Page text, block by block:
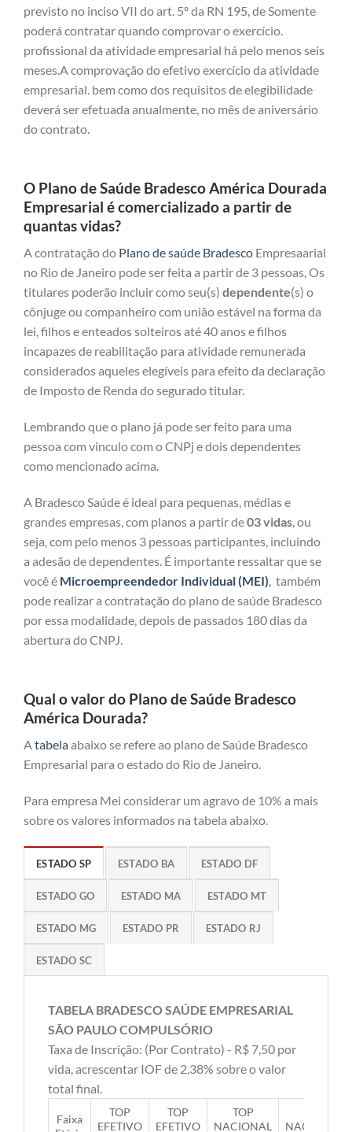
previsto no inciso VII do art. 5º da RN 195, de Somente
poderá contratar quando comprovar o exercício.
profissional da atividade empresarial há pelo menos seis
meses.A comprovação do efetivo exercício da atividade
empresarial. bem como dos requisitos de elegibilidade
deverá ser efetuada anualmente, no mês de aniversário
do contrato.
O Plano de Saúde Bradesco América Dourada
Empresarial é comercializado a partir de
quantas vidas?
A contratação do Plano de saúde Bradesco Empresaarial
no Rio de Janeiro pode ser feita a partir de 3 pessoas, Os
titulares poderão incluir como seu(s) dependente(s) o
cônjuge ou companheiro com união estável na forma da
lei, filhos e enteados solteiros até 40 anos e filhos
incapazes de reabilitação para atividade remunerada
considerados aqueles elegíveis para efeito da declaração
de Imposto de Renda do segurado titular.
Lembrando que o plano já pode ser feito para uma
pessoa com vinculo com o CNPj e dois dependentes
como mencionado acima.
A Bradesco Saúde é ideal para pequenas, médias e
grandes empresas, com planos a partir de03 vidas, ou
seja, com pelo menos 3 pessoas participantes, incluindo
a adesão de dependentes. É importante ressaltar que se
você é Microempreendedor Individual (MEI), também
pode realizar a contratação do plano de saúde Bradesco
por essa modalidade, depois de passados 180 dias da
abertura do CNPJ.
Qual o valor do Plano de Saúde Bradesco
América Dourada?
Atabelaabaixo se refere ao plano de Saúde Bradesco
Empresarial para o estado do Rio de Janeiro.
Para empresa Mei considerar um agravo de 10% a mais
sobre os valores informados na tabela abaixo.
ESTADO SP ESTADO BA ESTADO DF
ESTADO GO ESTADO MA ESTADO MT
ESTADO MG ESTADO PR ESTADO RJ
ESTADO SC
TABELA BRADESCO SAÚDE EMPRESARIAL
SÃO PAULO COMPULSÓRIO
Taxa de Inscrição: (Por Contrato) - R$ 7,50 por
vida, acrescentar IOF de 2,38% sobre o valor
total final.
Faixa
TOP
EFETIVO
TOP
EFETIVO
TOP
NACIONAL
NACIONAL